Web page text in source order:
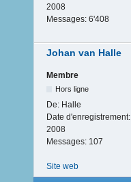
2008
Messages: 6'408
Johan van Halle
Membre
Hors ligne
De: Halle
Date d'enregistrement:
2008
Messages: 107
Site web